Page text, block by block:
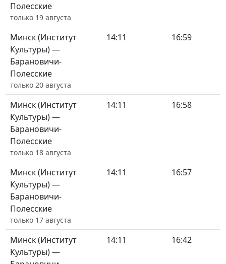
Полесские
только 19 августа
Минск (Институт
Культуры) —
Барановичи-
Полесские
только 20 августа
14:11 16:59
Минск (Институт
Культуры) —
Барановичи-
Полесские
только 18 августа
14:11 16:58
Минск (Институт
Культуры) —
Барановичи-
Полесские
только 17 августа
14:11 16:57
Минск (Институт
Культуры) —
14:11 16:42